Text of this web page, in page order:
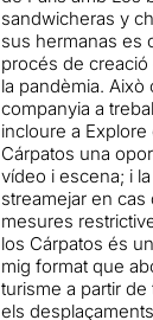
sandwicheras y
sus hermanas es
procés de
la pandèmia. Això
companyia a
incloure a
Cárpatos una
vídeo i escena; i
streamejar en
mesures
los Cárpatos és
mig format que
turisme a partir
els